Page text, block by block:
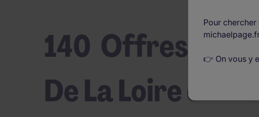
140 Offres
De La Loire en
Pour
👉 On vous y